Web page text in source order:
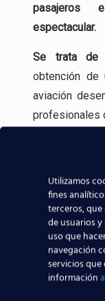
pasajeros
espectacular.
Se trata
obtención
aviación
profesionales
compañías
que todos
mayores
sector
Nuestros
Utilizamos
fines
terceros,
de usuarios
uso que
navegación
servicios que
información